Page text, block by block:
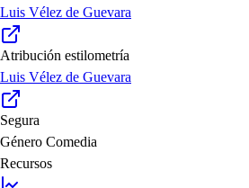
Luis Vélez de Guevara
Atribución estilometría
Luis Vélez de Guevara
Segura
Género Comedia
Recursos